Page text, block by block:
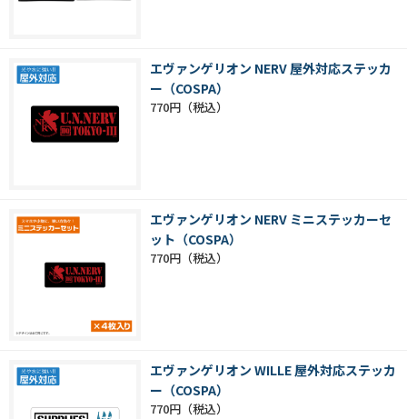
エヴァンゲリオン NERV 屋外対応ステッカ
ー（COSPA）
770円
エヴァンゲリオン NERV ミニステッカーセ
ット（COSPA）
770円
エヴァンゲリオン WILLE 屋外対応ステッカ
ー（COSPA）
770円